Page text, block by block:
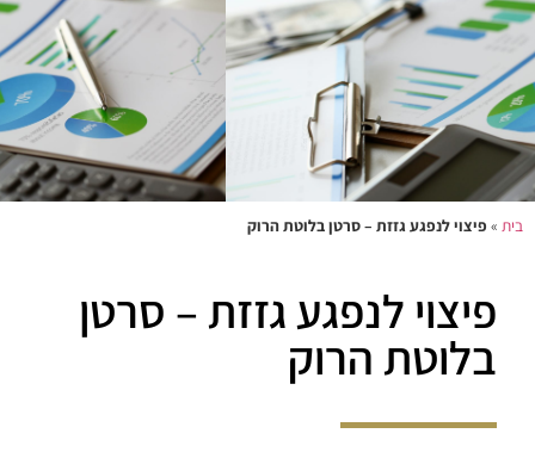
בית » פיצוי לנפגע גזזת – סרטן בלוטת הרוק
פיצוי לנפגע גזזת – סרטן
בלוטת הרוק